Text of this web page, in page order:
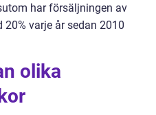
har försäljningen av
varje år sedan 2010
olika